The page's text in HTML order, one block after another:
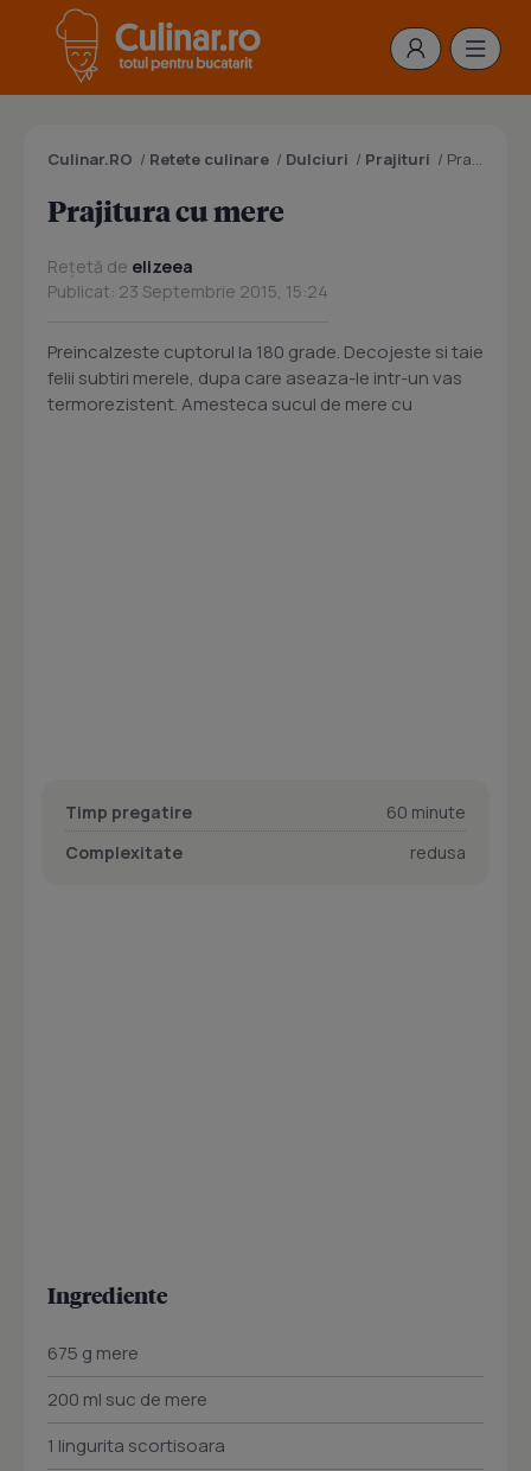
Culinar.RO / Retete culinare / Dulciuri / Prajituri / Prajitura cu mere
Prajitura cu mere
Rețetă de elizeea
Publicat: 23 Septembrie 2015, 15:24
Preincalzeste cuptorul la 180 grade. Decojeste si taie
felii subtiri merele, dupa care aseaza-le intr-un vas
termorezistent. Amesteca sucul de mere cu
Timp pregatire
60 minute
Complexitate
redusa
Ingrediente
675 g mere
200 ml suc de mere
1 lingurita scortisoara